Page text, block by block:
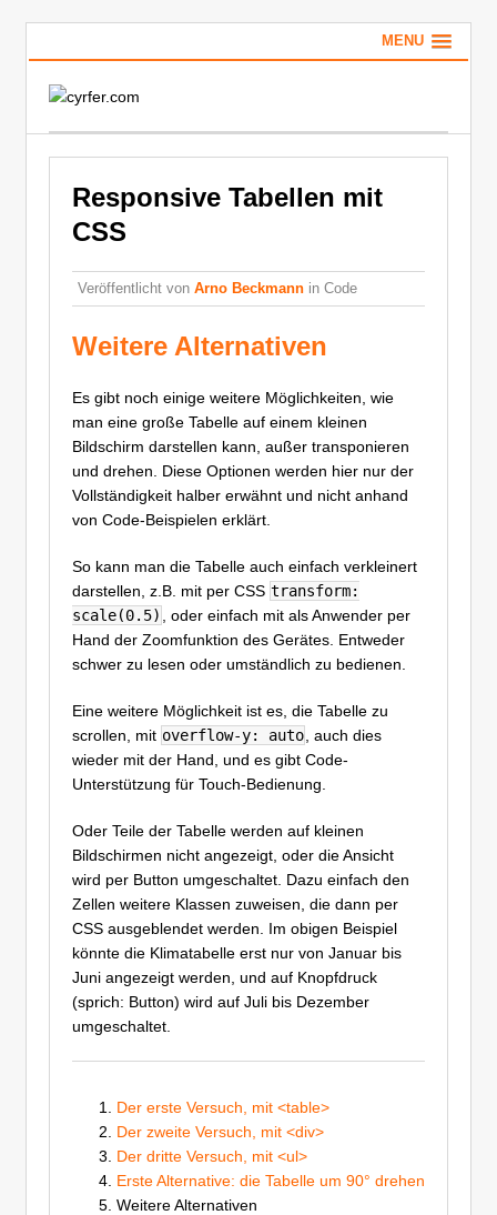
MENU
Responsive Tabellen mit
CSS
Veröffentlicht von Arno Beckmann in Code
Weitere Alternativen
Es gibt noch einige weitere Möglichkeiten, wie
man eine große Tabelle auf einem kleinen
Bildschirm darstellen kann, außer transponieren
und drehen. Diese Optionen werden hier nur der
Vollständigkeit halber erwähnt und nicht anhand
von Code-Beispielen erklärt.
So kann man die Tabelle auch einfach verkleinert
darstellen, z.B. mit per CSS transform:
scale(0.5)
, oder einfach mit als Anwender per
Hand der Zoomfunktion des Gerätes. Entweder
schwer zu lesen oder umständlich zu bedienen.
Eine weitere Möglichkeit ist es, die Tabelle zu
scrollen, mit overflow-y: auto , auch dies
wieder mit der Hand, und es gibt Code-
Unterstützung für Touch-Bedienung.
Oder Teile der Tabelle werden auf kleinen
Bildschirmen nicht angezeigt, oder die Ansicht
wird per Button umgeschaltet. Dazu einfach den
Zellen weitere Klassen zuweisen, die dann per
CSS ausgeblendet werden. Im obigen Beispiel
könnte die Klimatabelle erst nur von Januar bis
Juni angezeigt werden, und auf Knopfdruck
(sprich: Button) wird auf Juli bis Dezember
umgeschaltet.
Der erste Versuch, mit <table>
Der zweite Versuch, mit <div>
Der dritte Versuch, mit <ul>
Erste Alternative: die Tabelle um 90° drehen
Weitere Alternativen